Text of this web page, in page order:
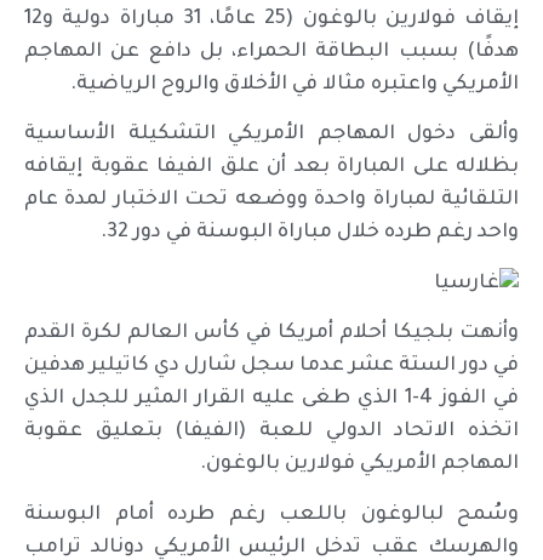
إيقاف فولارين بالوغون (25 عامًا، 31 مباراة دولية و12
هدفًا) بسبب البطاقة الحمراء، بل دافع عن المهاجم
الأمريكي واعتبره مثالا في الأخلاق والروح الرياضية.
وألقى دخول المهاجم الأمريكي التشكيلة الأساسية
بظلاله على المباراة بعد أن علق الفيفا عقوبة إيقافه
التلقائية لمباراة واحدة ووضعه تحت الاختبار لمدة عام
واحد رغم طرده خلال مباراة البوسنة في دور 32.
وأنهت بلجيكا أحلام أمريكا في كأس العالم لكرة القدم
في دور الستة عشر عدما سجل شارل دي كاتيلير هدفين
في الفوز 4-1 الذي طغى عليه القرار المثير للجدل الذي
اتخذه الاتحاد الدولي للعبة (الفيفا) بتعليق عقوبة
المهاجم الأمريكي فولارين بالوغون.
وسُمح لبالوغون باللعب رغم طرده أمام البوسنة
والهرسك عقب تدخل الرئيس الأمريكي دونالد ترامب